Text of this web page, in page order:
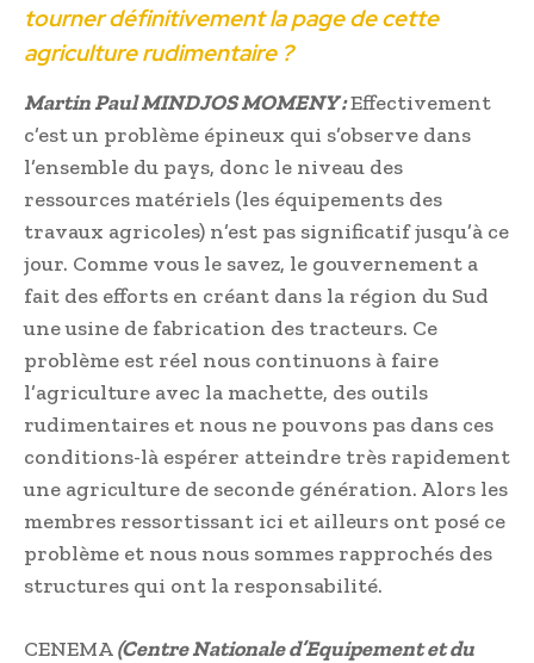
tourner définitivement la page de cette
agriculture rudimentaire ?
Martin Paul MINDJOS MOMENY :Effectivement
c’est un problème épineux qui s’observe dans
l’ensemble du pays, donc le niveau des
ressources matériels (les équipements des
travaux agricoles) n’est pas significatif jusqu’à ce
jour. Comme vous le savez, le gouvernement a
fait des efforts en créant dans la région du Sud
une usine de fabrication des tracteurs. Ce
problème est réel nous continuons à faire
l’agriculture avec la machette, des outils
rudimentaires et nous ne pouvons pas dans ces
conditions-là espérer atteindre très rapidement
une agriculture de seconde génération. Alors les
membres ressortissant ici et ailleurs ont posé ce
problème et nous nous sommes rapprochés des
structures qui ont la responsabilité.
CENEMA(Centre Nationale d’Equipement et du